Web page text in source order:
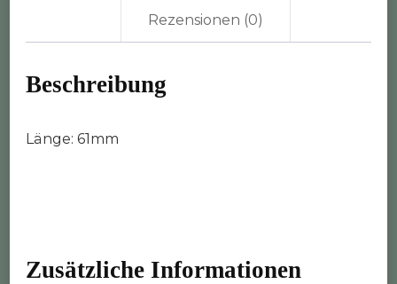
Rezensionen (0)
Beschreibung
Länge: 61mm
Zusätzliche Informationen